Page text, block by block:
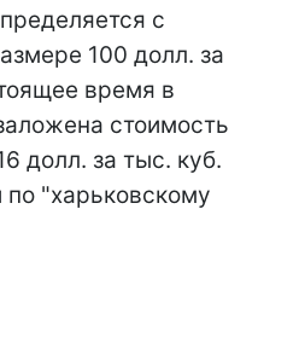
с
100 долл. за
время в
стоимость
долл. за тыс. куб.
"харьковскому